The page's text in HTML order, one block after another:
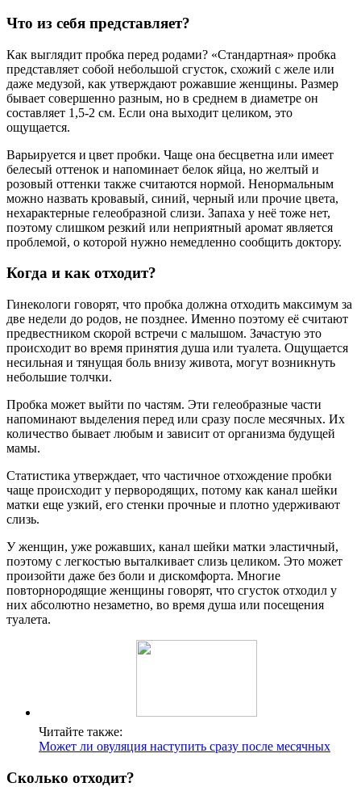
Что из себя представляет?
Как выглядит пробка перед родами? «Стандартная» пробка
представляет собой небольшой сгусток, схожий с желе или
даже медузой, как утверждают рожавшие женщины. Размер
бывает совершенно разным, но в среднем в диаметре он
составляет 1,5-2 см. Если она выходит целиком, это
ощущается.
Варьируется и цвет пробки. Чаще она бесцветна или имеет
белесый оттенок и напоминает белок яйца, но желтый и
розовый оттенки также считаются нормой. Ненормальным
можно назвать кровавый, синий, черный или прочие цвета,
нехарактерные гелеобразной слизи. Запаха у неё тоже нет,
поэтому слишком резкий или неприятный аромат является
проблемой, о которой нужно немедленно сообщить доктору.
Когда и как отходит?
Гинекологи говорят, что пробка должна отходить максимум за
две недели до родов, не позднее. Именно поэтому её считают
предвестником скорой встречи с малышом. Зачастую это
происходит во время принятия душа или туалета. Ощущается
несильная и тянущая боль внизу живота, могут возникнуть
небольшие толчки.
Пробка может выйти по частям. Эти гелеобразные части
напоминают выделения перед или сразу после месячных. Их
количество бывает любым и зависит от организма будущей
мамы.
Статистика утверждает, что частичное отхождение пробки
чаще происходит у первородящих, потому как канал шейки
матки еще узкий, его стенки прочные и плотно удерживают
слизь.
У женщин, уже рожавших, канал шейки матки эластичный,
поэтому с легкостью выталкивает слизь целиком. Это может
произойти даже без боли и дискомфорта. Многие
повторнородящие женщины говорят, что сгусток отходил у
них абсолютно незаметно, во время душа или посещения
туалета.
Читайте также:
Может ли овуляция наступить сразу после месячных
Сколько отходит?